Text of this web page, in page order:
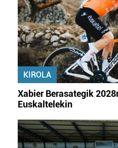
KIROLA
Xabier Berasategik
Euskaltelekin